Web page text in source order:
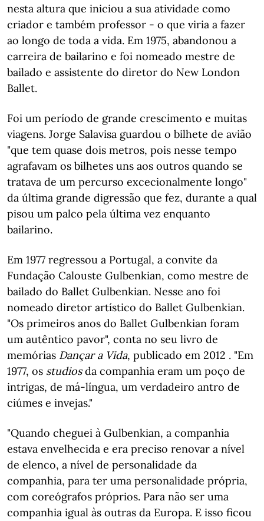
nesta altura que iniciou a sua atividade como
criador e também professor - o que viria a fazer
ao longo de toda a vida. Em 1975, abandonou a
carreira de bailarino e foi nomeado mestre de
bailado e assistente do diretor do New London
Ballet.
Foi um período de grande crescimento e muitas
viagens. Jorge Salavisa guardou o bilhete de avião
"que tem quase dois metros, pois nesse tempo
agrafavam os bilhetes uns aos outros quando se
tratava de um percurso excecionalmente longo"
da última grande digressão que fez, durante a qual
pisou um palco pela última vez enquanto
bailarino.
Em 1977 regressou a Portugal, a convite da
Fundação Calouste Gulbenkian, como mestre de
bailado do Ballet Gulbenkian. Nesse ano foi
nomeado diretor artístico do Ballet Gulbenkian.
"Os primeiros anos do Ballet Gulbenkian foram
um autêntico pavor", conta no seu livro de
memórias Dançar a Vida, publicado em 2012 . "Em
1977, os studiosda companhia eram um poço de
intrigas, de má-língua, um verdadeiro antro de
ciúmes e invejas."
"Quando cheguei à Gulbenkian, a companhia
estava envelhecida e era preciso renovar a nível
de elenco, a nível de personalidade da
companhia, para ter uma personalidade própria,
com coreógrafos próprios. Para não ser uma
companhia igual às outras da Europa. E isso ficou